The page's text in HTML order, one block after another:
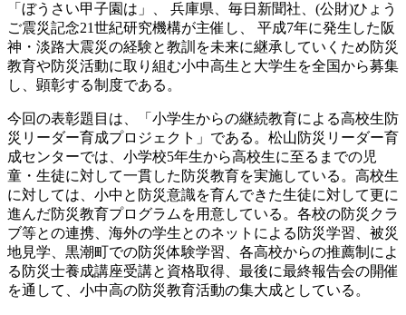
「ぼうさい甲子園は」、 兵庫県、毎日新聞社、(公財)ひょう
ご震災記念21世紀研究機構が主催し、 平成7年に発生した阪
神・淡路大震災の経験と教訓を未来に継承していくため防災
教育や防災活動に取り組む小中高生と大学生を全国から募集
し、顕彰する制度である。
今回の表彰題目は、「小学生からの継続教育による高校生防
災リーダー育成プロジェクト」である。松山防災リーダー育
成センターでは、小学校5年生から高校生に至るまでの児
童・生徒に対して一貫した防災教育を実施している。高校生
に対しては、小中と防災意識を育んできた生徒に対して更に
進んだ防災教育プログラムを用意している。各校の防災クラ
ブ等との連携、海外の学生とのネットによる防災学習、被災
地見学、黒潮町での防災体験学習、各高校からの推薦制によ
る防災士養成講座受講と資格取得、最後に最終報告会の開催
を通して、小中高の防災教育活動の集大成としている。